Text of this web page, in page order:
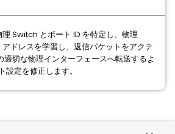
Switch とポート ID を特定し、物理
ドレスを学習し、返信パケットをアクテ
適切な物理インターフェースへ転送するよ
定を修正します。